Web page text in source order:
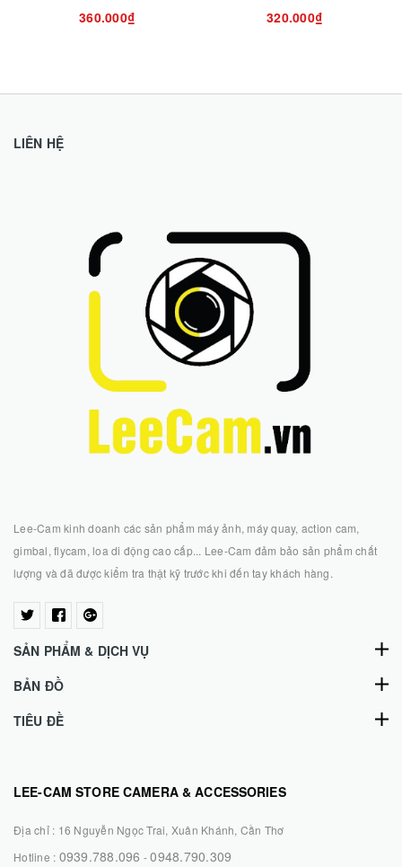
360.000₫
320.000₫
LIÊN HỆ
Lee-Cam kinh doanh các sản phẩm máy ảnh, máy quay, action cam,
gimbal, flycam, loa di động cao cấp... Lee-Cam đảm bảo sản phẩm chất
lượng và đã được kiểm tra thật kỹ trước khi đến tay khách hàng.
SẢN PHẨM & DỊCH VỤ
BẢN ĐỒ
TIÊU ĐỀ
LEE-CAM STORE CAMERA & ACCESSORIES
Địa chỉ : 16 Nguyễn Ngọc Trai, Xuân Khánh, Cần Thơ
Hotline : 0939.788.096 -0948.790.309